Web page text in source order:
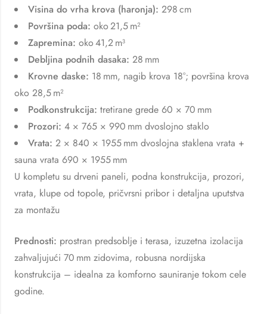
Visina do vrha krova (haronja): 298 cm
Površina poda: oko 21,5 m²
Zapremina: oko 41,2 m³
Debljina podnih dasaka: 28 mm
Krovne daske: 18 mm, nagib krova 18°; površina krova
oko 28,5 m²
Podkonstrukcija: tretirane grede 60 × 70 mm
Prozori: 4 × 765 × 990 mm dvoslojno staklo
Vrata: 2 × 840 × 1955 mm dvoslojna staklena vrata +
sauna vrata 690 × 1955 mm
U kompletu su drveni paneli, podna konstrukcija, prozori,
vrata, klupe od topole, pričvrsni pribor i detaljna uputstva
za montažu
Prednosti: prostran predsoblje i terasa, izuzetna izolacija
zahvaljujući 70 mm zidovima, robusna nordijska
konstrukcija – idealna za komforno sauniranje tokom cele
godine.